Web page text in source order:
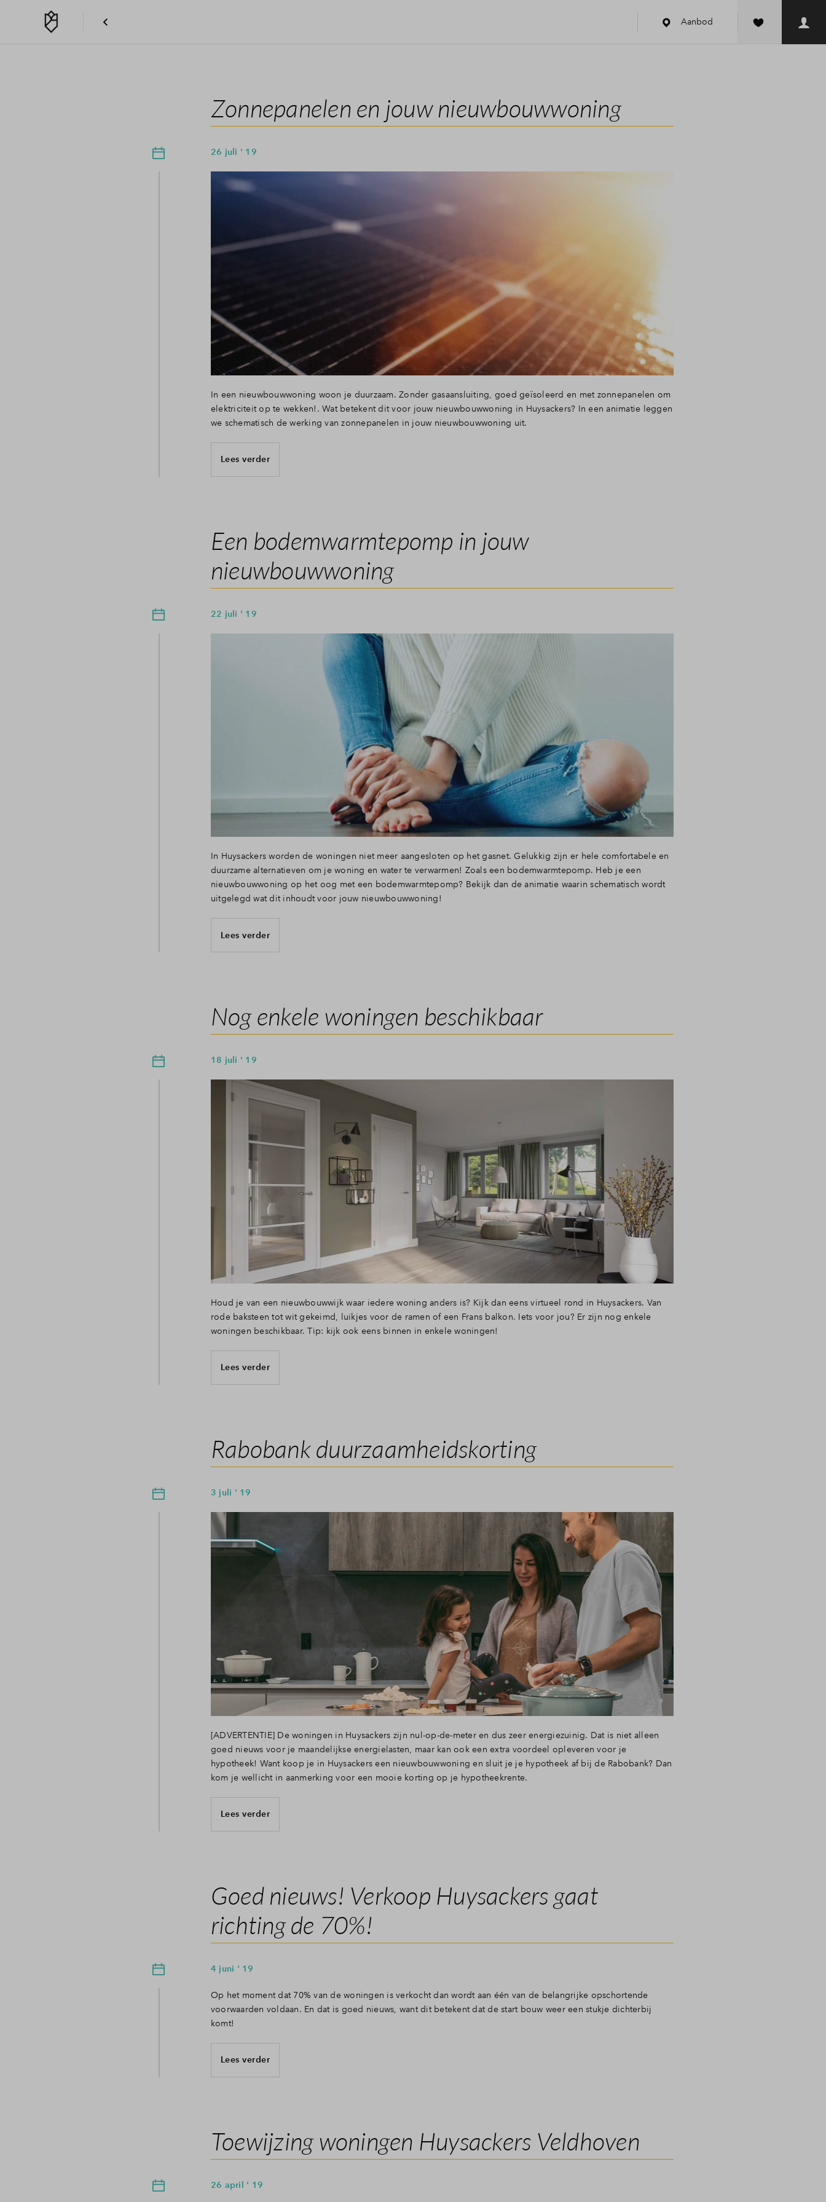
Aanbod
Zonnepanelen en jouw nieuwbouwwoning
26 juli ' 19
In een nieuwbouwwoning woon je duurzaam. Zonder gasaansluiting, goed geïsoleerd en met zonnepanelen om
elektriciteit op te wekken!. Wat betekent dit voor jouw nieuwbouwwoning in Huysackers? In een animatie leggen
we schematisch de werking van zonnepanelen in jouw nieuwbouwwoning uit.
Lees verder
Een bodemwarmtepomp in jouw
nieuwbouwwoning
22 juli ' 19
In Huysackers worden de woningen niet meer aangesloten op het gasnet. Gelukkig zijn er hele comfortabele en
duurzame alternatieven om je woning en water te verwarmen! Zoals een bodemwarmtepomp. Heb je een
nieuwbouwwoning op het oog met een bodemwarmtepomp? Bekijk dan de animatie waarin schematisch wordt
uitgelegd wat dit inhoudt voor jouw nieuwbouwwoning!
Lees verder
Nog enkele woningen beschikbaar
18 juli ' 19
Houd je van een nieuwbouwwijk waar iedere woning anders is? Kijk dan eens virtueel rond in Huysackers. Van
rode baksteen tot wit gekeimd, luikjes voor de ramen of een Frans balkon. Iets voor jou? Er zijn nog enkele
woningen beschikbaar. Tip: kijk ook eens binnen in enkele woningen!
Lees verder
Rabobank duurzaamheidskorting
3 juli ' 19
[ADVERTENTIE] De woningen in Huysackers zijn nul-op-de-meter en dus zeer energiezuinig. Dat is niet alleen
goed nieuws voor je maandelijkse energielasten, maar kan ook een extra voordeel opleveren voor je
hypotheek! Want koop je in Huysackers een nieuwbouwwoning en sluit je je hypotheek af bij de Rabobank? Dan
kom je wellicht in aanmerking voor een mooie korting op je hypotheekrente.
Lees verder
Goed nieuws! Verkoop Huysackers gaat
richting de 70%!
4 juni ' 19
Op het moment dat 70% van de woningen is verkocht dan wordt aan één van de belangrijke opschortende
voorwaarden voldaan. En dat is goed nieuws, want dit betekent dat de start bouw weer een stukje dichterbij
komt!
Lees verder
Toewijzing woningen Huysackers Veldhoven
26 april ' 19